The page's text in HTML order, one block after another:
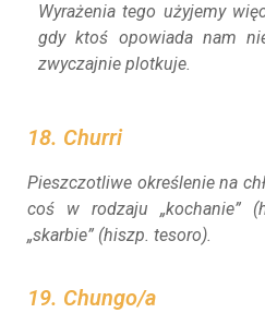
Wyrażenia tego użyjemy
gdy ktoś opowiada nam
zwyczajnie plotkuje.
18. Churri
Pieszczotliwe określenie na
coś w rodzaju „kochanie”
„skarbie” (hiszp. tesoro).
19. Chungo/a